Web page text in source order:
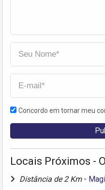
Concordo em tornar meu
Locais Próximos -
Distância de 2 Km -